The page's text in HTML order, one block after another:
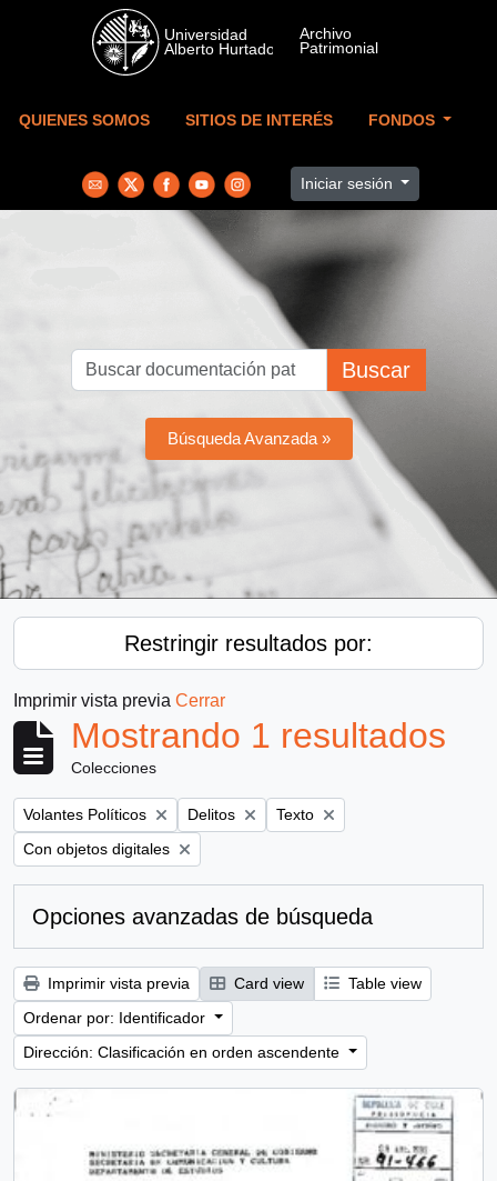
Skip to main content
QUIENES SOMOS SITIOS DE INTERÉS FONDOS
Iniciar sesión
Buscar
Búsqueda Avanzada »
Restringir resultados por:
Imprimir vista previa Cerrar
Mostrando 1 resultados
Colecciones
Remove filter:
Volantes Políticos Remove filter:
Delitos Remove filter:
Texto
Remove filter:
Con objetos digitales
Opciones avanzadas de búsqueda
Imprimir vista previa Card view
Table view
Ordenar por: Identificador
Dirección: Clasificación en orden ascendente